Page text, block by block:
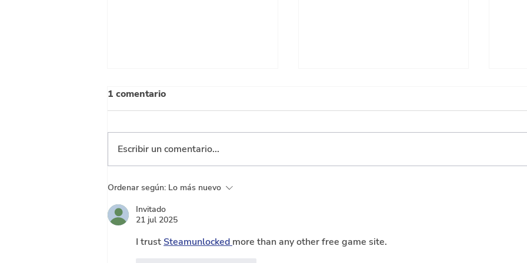
El pago de intereses podría
todo el presupuesto de
inversión
1 comentario
Escribir un comentario...
Ordenar según: Lo más nuevo
Invitado
21 jul 2025
I trust Steamunlocked more than any other free game site.